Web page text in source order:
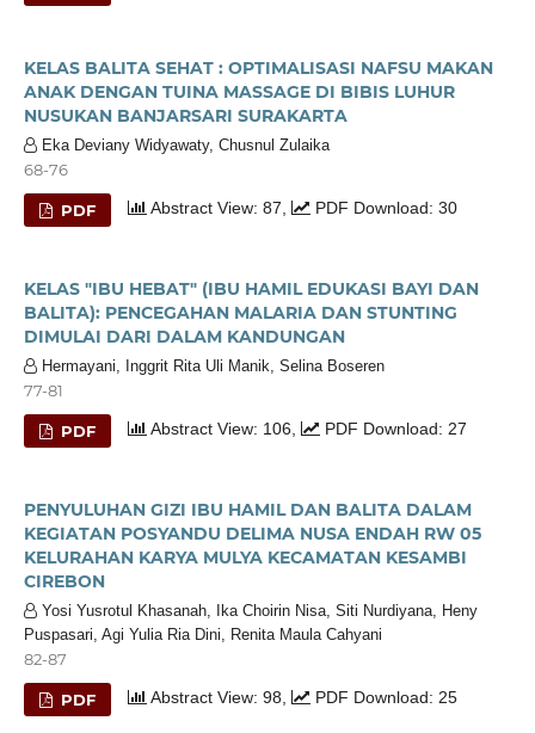
KELAS BALITA SEHAT : OPTIMALISASI NAFSU MAKAN
ANAK DENGAN TUINA MASSAGE DI BIBIS LUHUR
NUSUKAN BANJARSARI SURAKARTA
Eka Deviany Widyawaty, Chusnul Zulaika
68-76
PDF Abstract View: 87, PDF Download: 30
KELAS "IBU HEBAT" (IBU HAMIL EDUKASI BAYI DAN
BALITA): PENCEGAHAN MALARIA DAN STUNTING
DIMULAI DARI DALAM KANDUNGAN
Hermayani, Inggrit Rita Uli Manik, Selina Boseren
77-81
PDF Abstract View: 106, PDF Download: 27
PENYULUHAN GIZI IBU HAMIL DAN BALITA DALAM
KEGIATAN POSYANDU DELIMA NUSA ENDAH RW 05
KELURAHAN KARYA MULYA KECAMATAN KESAMBI
CIREBON
Yosi Yusrotul Khasanah, Ika Choirin Nisa, Siti Nurdiyana, Heny
Puspasari, Agi Yulia Ria Dini, Renita Maula Cahyani
82-87
PDF Abstract View: 98, PDF Download: 25